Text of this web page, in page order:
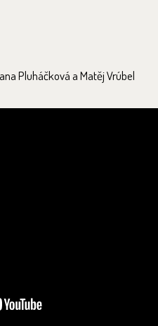
Pluháčková a Matěj Vrúbel